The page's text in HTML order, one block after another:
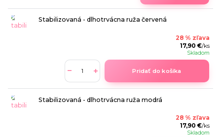
Stabilizovaná - dlhotrvácna ruža červená
28 % zľava
17,90 €/ks
Skladom
Pridať do košíka
Stabilizovaná - dlhotrvácna ruža modrá
28 % zľava
17,90 €/ks
Skladom